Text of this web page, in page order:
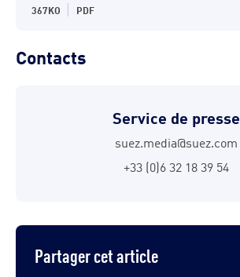
367KO PDF
Contacts
Service de presse
suez.media@suez.com
+33 (0)6 32 18 39 54
Partager cet article